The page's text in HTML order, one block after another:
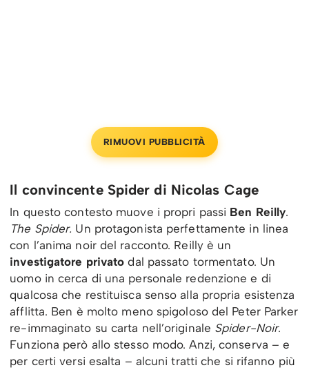
RIMUOVI PUBBLICITÀ
Il convincente Spider di Nicolas Cage
In questo contesto muove i propri passi Ben Reilly.
The Spider. Un protagonista perfettamente in linea
con l’anima noir del racconto. Reilly è un
investigatore privatodal passato tormentato. Un
uomo in cerca di una personale redenzione e di
qualcosa che restituisca senso alla propria esistenza
afflitta. Ben è molto meno spigoloso del Peter Parker
re-immaginato su carta nell’originale Spider-Noir.
Funziona però allo stesso modo. Anzi, conserva – e
per certi versi esalta – alcuni tratti che si rifanno più